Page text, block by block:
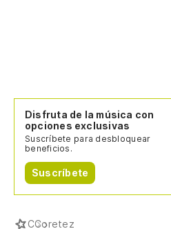
Disfruta de la música con
opciones exclusivas
Suscríbete para desbloquear
beneficios.
Suscríbete
CCoretez